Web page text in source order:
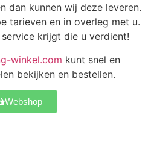
dan kunnen wij deze leveren.
tarieven en in overleg met u.
krijgt die u verdient!
winkel.com kunt snel en
bekijken en bestellen.
Webshop